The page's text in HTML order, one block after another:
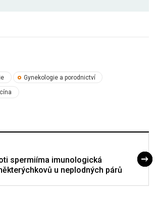
Gynekologie a porodnictví
spermiíma imunologická
u neplodných párů